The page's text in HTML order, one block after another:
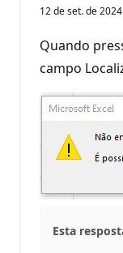
12 de set. de
Quando
campo
Esta